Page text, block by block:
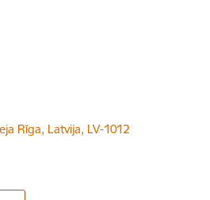
Rīga, Latvija, LV-1012